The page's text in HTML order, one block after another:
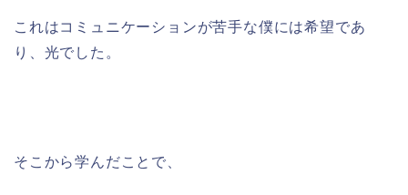
これはコミュニケーションが苦手な僕には希望であ
り、光でした。
そこから学んだことで、